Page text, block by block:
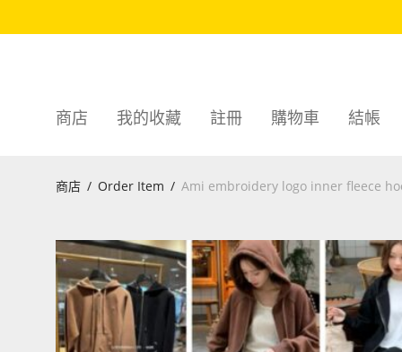
商店 我的收藏 註冊 購物車 結帳
商店 / Order Item / Ami embroidery logo inner fleece